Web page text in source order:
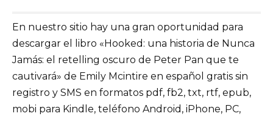
En nuestro sitio hay una gran oportunidad para
descargar el libro «Hooked: una historia de Nunca
Jamás: el retelling oscuro de Peter Pan que te
cautivará» de Emily Mcintire en español gratis sin
registro y SMS en formatos pdf, fb2, txt, rtf, epub,
mobi para Kindle, teléfono Android, iPhone, PC,